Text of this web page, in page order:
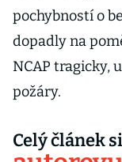
pochybností o
dopadly na
NCAP tragicky,
požáry.
Celý článek